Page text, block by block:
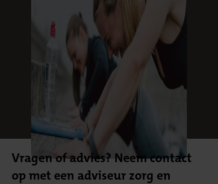
Vragen of advies? Neem contact
op met een adviseur zorg en